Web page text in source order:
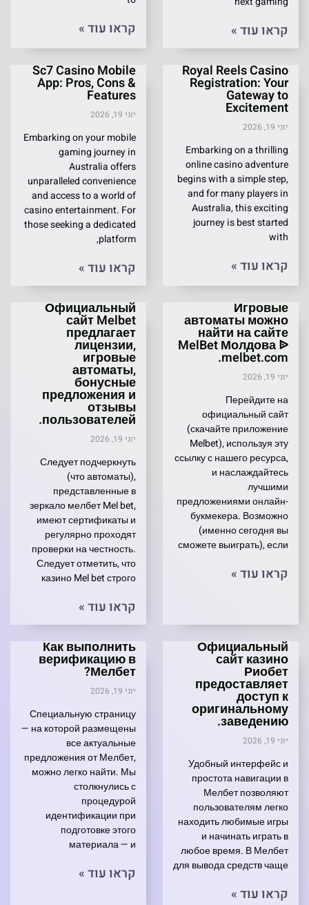
קראו עוד » קראו עוד »
Royal Reels Casino
Registration: Your
Gateway to
Excitement
יוני 19, 2026
Embarking on a thrilling
online casino adventure
begins with a simple step,
and for many players in
Australia, this exciting
journey is best started
with
קראו עוד »
Sc7 Casino Mobile
App: Pros, Cons &
Features
יוני 19, 2026
Embarking on your mobile
gaming journey in
Australia offers
unparalleled convenience
and access to a world of
casino entertainment. For
those seeking a dedicated
platform,
קראו עוד »
Игровые
автоматы можно
найти на сайте
MelBet Молдова ᐉ
melbet.com.
יוני 19, 2026
Перейдите на
официальный сайт
(скачайте приложение
Melbet), используя эту
ссылку с нашего ресурса,
и наслаждайтесь
лучшими
предложениями онлайн-
букмекера. Возможно
(именно сегодня вы
сможете выиграть), если
קראו עוד »
Официальный
сайт Melbet
предлагает
лицензии,
игровые
автоматы,
бонусные
предложения и
отзывы
пользователей.
יוני 19, 2026
Следует подчеркнуть
(что автоматы),
представленные в
зеркало мелбет Mel bet,
имеют сертификаты и
регулярно проходят
проверки на честность.
Следует отметить, что
казино Mel bet строго
קראו עוד »
Официальный
сайт казино
Риобет
предоставляет
доступ к
оригинальному
заведению.
יוני 19, 2026
Удобный интерфейс и
простота навигации в
Мелбет позволяют
пользователям легко
находить любимые игры
и начинать играть в
любое время. В Мелбет
для вывода средств чаще
קראו עוד »
Как выполнить
верификацию в
Мелбет?
יוני 19, 2026
Специальную страницу
— на которой размещены
все актуальные
предложения от Мелбет,
можно легко найти. Мы
столкнулись с
процедурой
идентификации при
подготовке этого
материала — и
קראו עוד »